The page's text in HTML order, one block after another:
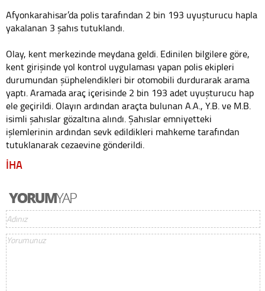
Afyonkarahisar’da polis tarafından 2 bin 193 uyuşturucu hapla
yakalanan 3 şahıs tutuklandı.
Olay, kent merkezinde meydana geldi. Edinilen bilgilere göre,
kent girişinde yol kontrol uygulaması yapan polis ekipleri
durumundan şüphelendikleri bir otomobili durdurarak arama
yaptı. Aramada araç içerisinde 2 bin 193 adet uyuşturucu hap
ele geçirildi. Olayın ardından araçta bulunan A.A., Y.B. ve M.B.
isimli şahıslar gözaltına alındı. Şahıslar emniyetteki
işlemlerinin ardından sevk edildikleri mahkeme tarafından
tutuklanarak cezaevine gönderildi.
İHA